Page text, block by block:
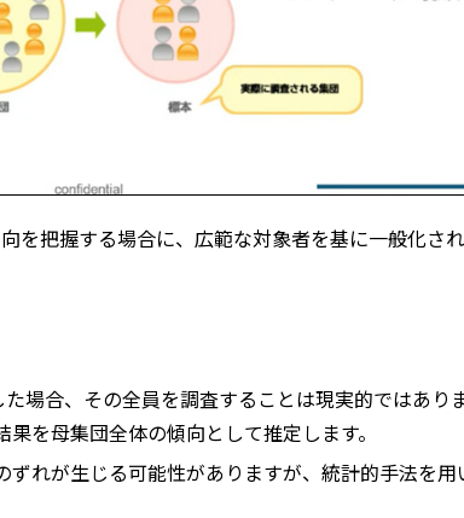
を把握する場合に、広範な対象者を基に一般化さ
場合、その全員を調査することは現実的ではあり
を母集団全体の傾向として推定します。
れが生じる可能性がありますが、統計的手法を